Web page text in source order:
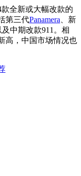
全新或大幅改款的
第三代Panamera 、新
及中期改款911。相
高，中国市场情况也